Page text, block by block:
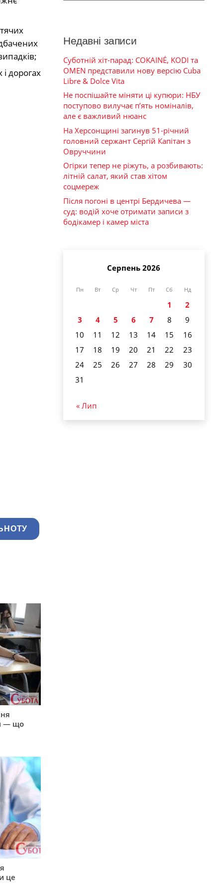
дорогах
— що
це
Недавні записи
Суботній хіт-парад: COKAINÉ, KODI та
OMEN представили нову версію Cuba
Libre & Dolce Vita
Не поспішайте міняти ці купюри: НБУ
поступово вилучає п’ять номіналів,
але є важливий нюанс
На Херсонщині загинув 51-річний
головний сержант Сергій Капітан з
Овруччини
Огірки тепер не ріжуть, а розбивають:
літній салат, який став хітом
соцмереж
Після погоні в центрі Бердичева —
суд: водій хоче отримати записи з
бодікамер і камер міста
Серпень 2026
Пн Вт Ср Чт Пт Сб Нд
1
2
3
4 5 6 7 8
9
10
11 12 13 14 15
16
17
18 19 20 21 22
23
24
25 26 27 28 29
30
31
« Лип